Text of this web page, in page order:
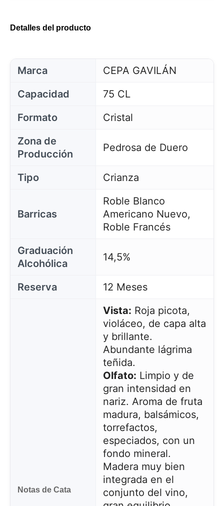
Detalles del producto
Marca
CEPA GAVILÁN
Capacidad
75 CL
Formato
Cristal
Zona de
Producción
Pedrosa de Duero
Tipo Crianza
Barricas
Roble Blanco
Americano Nuevo,
Roble Francés
Graduación
Alcohólica
14,5%
Reserva 12 Meses
Notas de Cata
Vista: Roja picota,
violáceo, de capa alta
y brillante.
Abundante lágrima
teñida.
Olfato: Limpio y de
gran intensidad en
nariz. Aroma de fruta
madura, balsámicos,
torrefactos,
especiados, con un
fondo mineral.
Madera muy bien
integrada en el
conjunto del vino,